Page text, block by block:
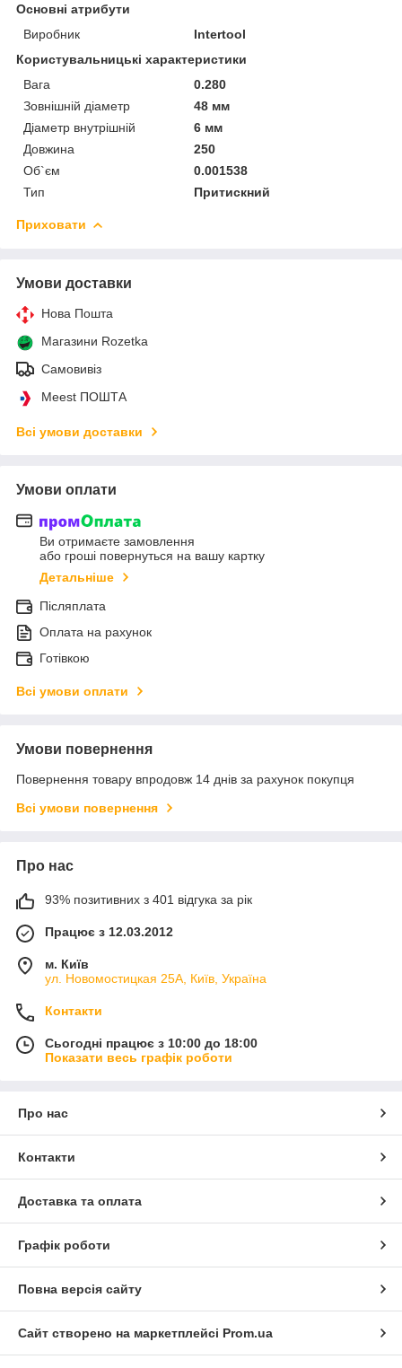
Основні атрибути
Виробник
Intertool
Користувальницькі характеристики
Вага
0.280
Зовнішній діаметр
48 мм
Діаметр внутрішній
6 мм
Довжина
250
Об`єм
0.001538
Тип
Притискний
Приховати
Умови доставки
Нова Пошта
Магазини Rozetka
Самовивіз
Meest ПОШТА
Всі умови доставки
Умови оплати
Ви отримаєте замовлення
або гроші повернуться на вашу картку
Детальніше
Післяплата
Оплата на рахунок
Готівкою
Всі умови оплати
Умови повернення
Повернення товару впродовж 14 днів за рахунок покупця
Всі умови повернення
Про нас
93% позитивних з 401 відгука за рік
Працює з 12.03.2012
м. Київ
ул. Новомостицкая 25А, Київ, Україна
Контакти
Сьогодні працює з 10:00 до 18:00
Показати весь графік роботи
Про нас
Контакти
Доставка та оплата
Графік роботи
Повна версія сайту
Сайт створено на маркетплейсі Prom.ua